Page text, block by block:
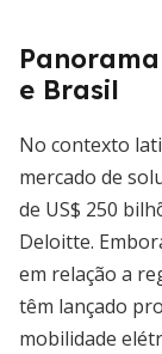
e Brasil
No contexto
mercado de
de US$ 250
Deloitte.
em relação a
têm lançado
mobilidade